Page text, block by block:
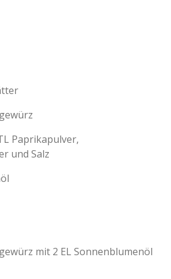
Paprikapulver,
und Salz
mit 2 EL Sonnenblumenöl